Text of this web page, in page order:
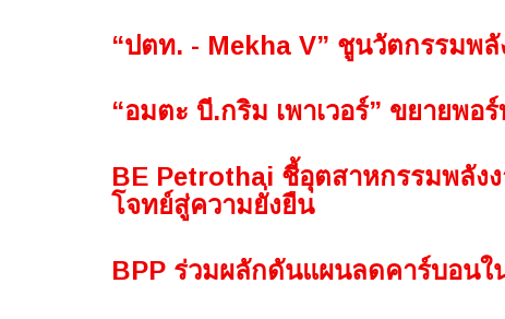
“ปตท. - Mekha V” ชูนวัตกรรมพ
“อมตะ บี.กริม เพาเวอร์” ขยายพอ
BE Petrothai ชี้อุตสาหกรรมพลัง
โจทย์สู่ความยั่งยืน
BPP ร่วมผลักดันแผนลดคาร์บอนใ